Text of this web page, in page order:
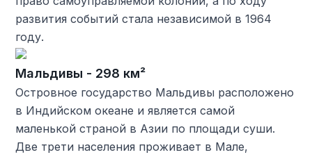
развития событий стала независимой в 1964
году.
Мальдивы - 298 км²
Островное государство Мальдивы расположено
в Индийском океане и является самой
маленькой страной в Азии по площади суши.
Две трети населения проживает в Мале,